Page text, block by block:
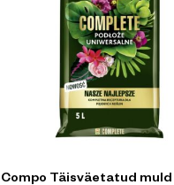
Compo Täisväetatud muld